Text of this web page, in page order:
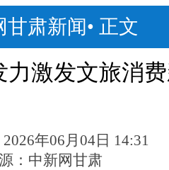
甘肃新闻• 正文
力激发文旅消
2026年06月04日 14:31
： 中新网甘肃